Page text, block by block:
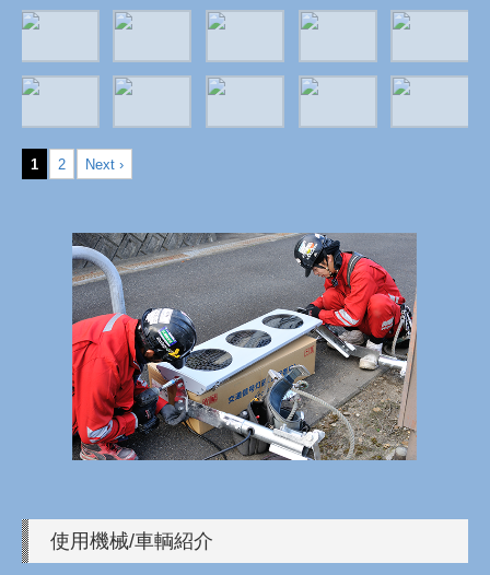
1 2 Next ›
使用機械/車輌紹介